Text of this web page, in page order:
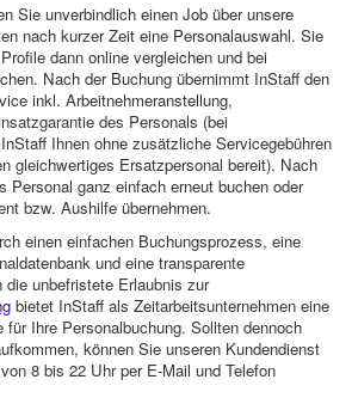
Sie unverbindlich einen Job über unsere
nach kurzer Zeit eine Personalauswahl. Sie
dann online vergleichen und bei
Nach der Buchung übernimmt InStaff den
inkl. Arbeitnehmeranstellung,
des Personals (bei
Ihnen ohne zusätzliche Servicegebühren
gleichwertiges Ersatzpersonal bereit). Nach
Personal ganz einfach erneut buchen oder
bzw. Aushilfe übernehmen.
einen einfachen Buchungsprozess, eine
und eine transparente
unbefristete Erlaubnis zur
bietet InStaff als Zeitarbeitsunternehmen eine
für Ihre Personalbuchung. Sollten dennoch
können Sie unseren Kundendienst
8 bis 22 Uhr per E-Mail und Telefon